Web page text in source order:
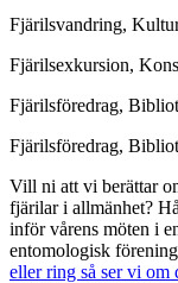
Fjärilsvandring,
Fjärilsexkursion,
Fjärilsföredrag,
Fjärilsföredrag,
Vill ni att vi berättar
fjärilar i allmänhet?
inför vårens möten i
entomologisk
eller ring så ser vi om